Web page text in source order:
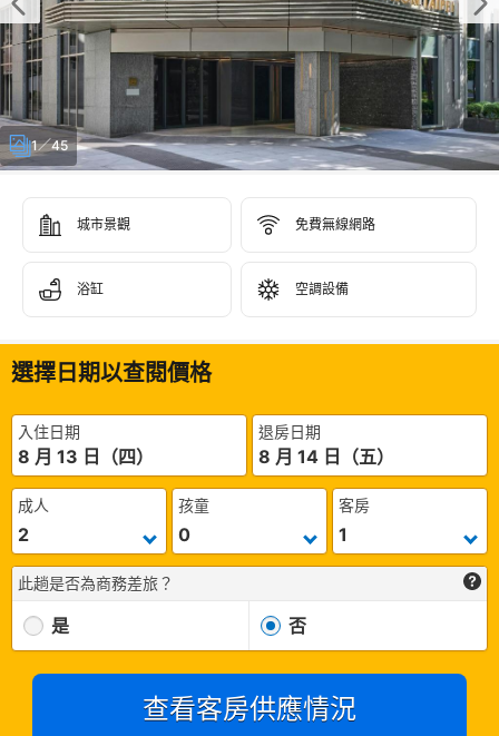
1／45
城市景觀 免費無線網路
浴缸 空調設備
選擇日期以查閱價格
入住日期
8 月 13 日（四）
退房日期
8 月 14 日（五）
成人 孩童 客房
此趟是否為商務差旅？
是 否
查看客房供應情況